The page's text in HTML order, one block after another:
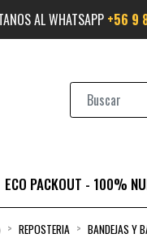
AL WHATSAPP +56 9
ECO PACKOUT - 100%
REPOSTERIA BANDEJAS Y